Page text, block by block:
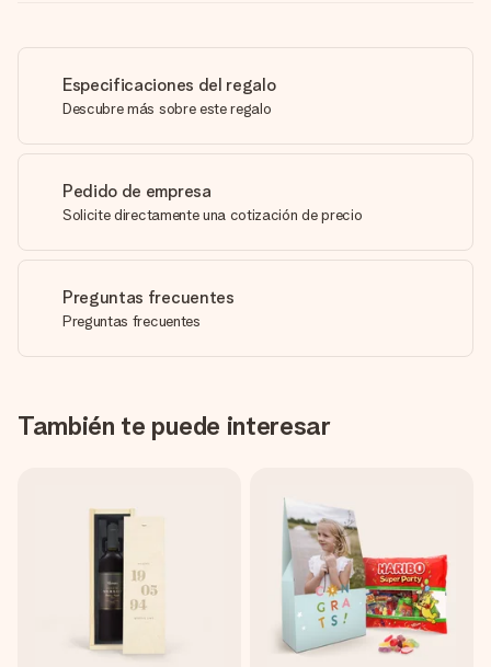
Especificaciones del regalo
Descubre más sobre este regalo
Pedido de empresa
Solicite directamente una cotización de precio
Preguntas frecuentes
Preguntas frecuentes
También te puede interesar